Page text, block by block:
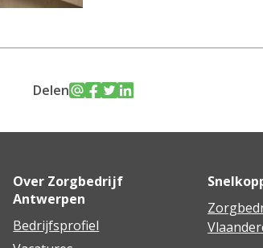
Delen
Over Zorgbedrijf
Antwerpen
Bedrijfsprofiel